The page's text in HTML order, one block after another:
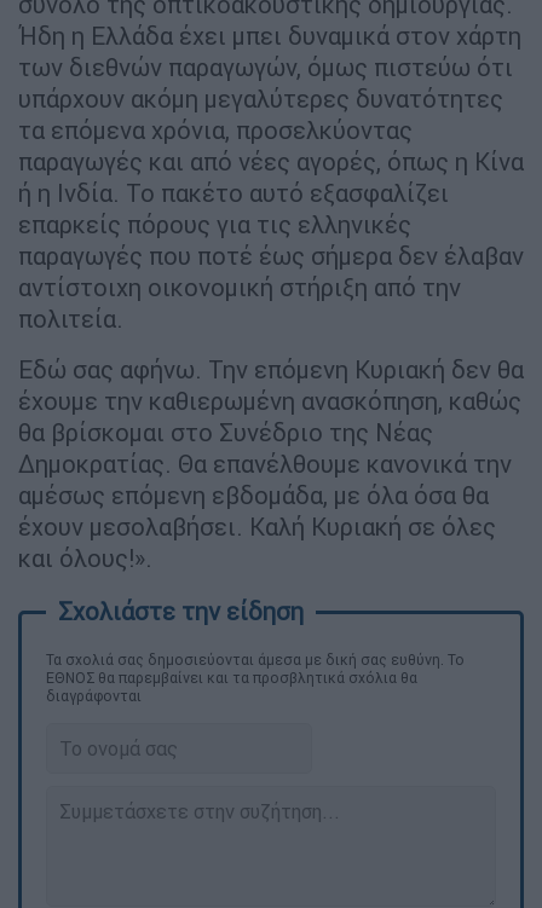
Ήδη η Ελλάδα έχει μπει δυναμικά στον χάρτη
των διεθνών παραγωγών, όμως πιστεύω ότι
υπάρχουν ακόμη μεγαλύτερες δυνατότητες
τα επόμενα χρόνια, προσελκύοντας
παραγωγές και από νέες αγορές, όπως η Κίνα
ή η Ινδία. Το πακέτο αυτό εξασφαλίζει
επαρκείς πόρους για τις ελληνικές
παραγωγές που ποτέ έως σήμερα δεν έλαβαν
αντίστοιχη οικονομική στήριξη από την
πολιτεία.
Εδώ σας αφήνω. Την επόμενη Κυριακή δεν θα
έχουμε την καθιερωμένη ανασκόπηση, καθώς
θα βρίσκομαι στο Συνέδριο της Νέας
Δημοκρατίας. Θα επανέλθουμε κανονικά την
αμέσως επόμενη εβδομάδα, με όλα όσα θα
έχουν μεσολαβήσει. Καλή Κυριακή σε όλες
και όλους!».
Τα σχολιά σας δημοσιεύονται άμεσα με δική σας ευθύνη. Το
ΕΘΝΟΣ θα παρεμβαίνει και τα προσβλητικά σχόλια θα
διαγράφονται